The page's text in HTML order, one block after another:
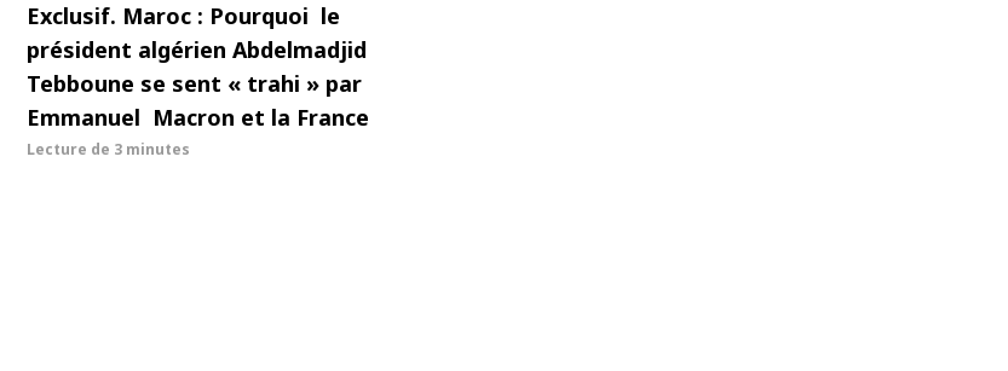
Exclusif. Maroc : Pourquoi le
président algérien Abdelmadjid
Tebboune se sent « trahi » par
Emmanuel Macron et la France
Lecture de 3 minutes